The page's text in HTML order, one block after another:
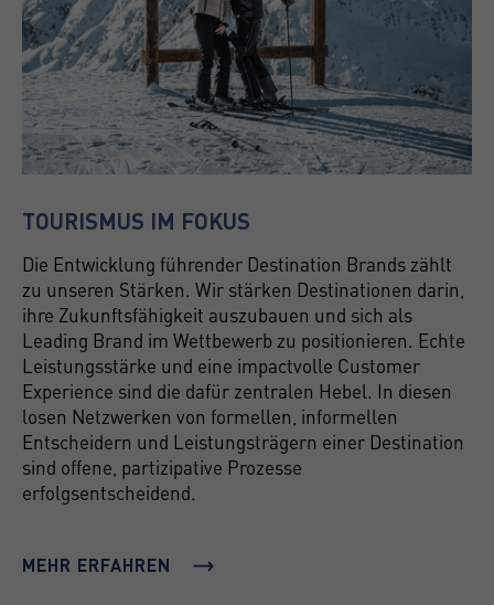
TOURISMUS IM FOKUS
Die Entwicklung führender Destination Brands zählt
zu unseren Stärken. Wir stärken Destinationen darin,
ihre Zukunftsfähigkeit auszubauen und sich als
Leading Brand im Wettbewerb zu positionieren. Echte
Leistungsstärke und eine impactvolle Customer
Experience sind die dafür zentralen Hebel. In diesen
losen Netzwerken von formellen, informellen
Entscheidern und Leistungsträgern einer Destination
sind offene, partizipative Prozesse
erfolgsentscheidend.
MEHR ERFAHREN